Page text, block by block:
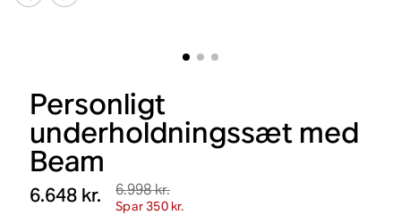
Personligt
underholdningssæt med
Beam
6.648 kr. 6.998 kr.
Spar 350 kr.